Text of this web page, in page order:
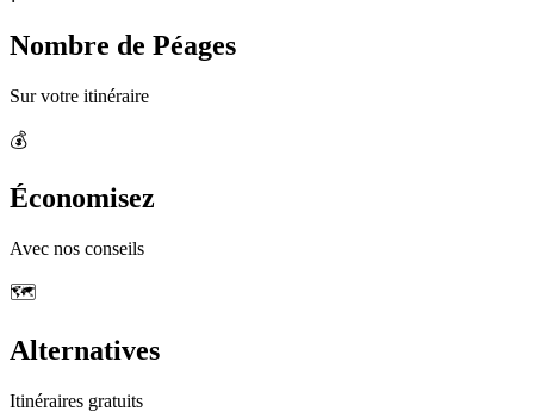
Nombre de Péages
Sur votre itinéraire
💰
Économisez
Avec nos conseils
🗺️
Alternatives
Itinéraires gratuits